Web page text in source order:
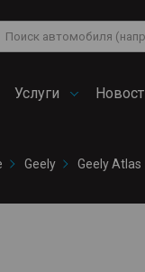
Услуги
Geely Geely Atlas